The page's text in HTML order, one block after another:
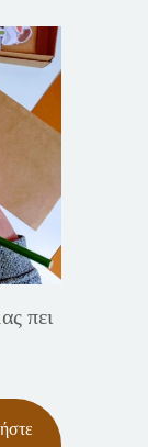
πει